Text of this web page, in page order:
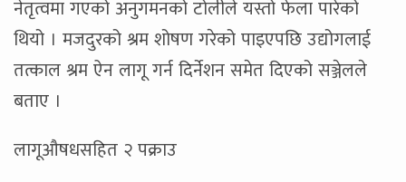
नेतृत्वमा गएको अनुगमनको टोलीले यस्तो फेला पारेको
थियो । मजदुरको श्रम शोषण गरेको पाइएपछि उद्योगलाई
तत्काल श्रम ऐन लागू गर्न दिर्नेशन समेत दिएको सञ्जेलले
बताए ।
लागूऔषधसहित २ पक्राउ